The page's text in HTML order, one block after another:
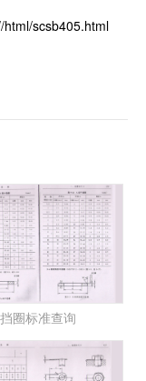
scsb405.html
挡圈标准查询